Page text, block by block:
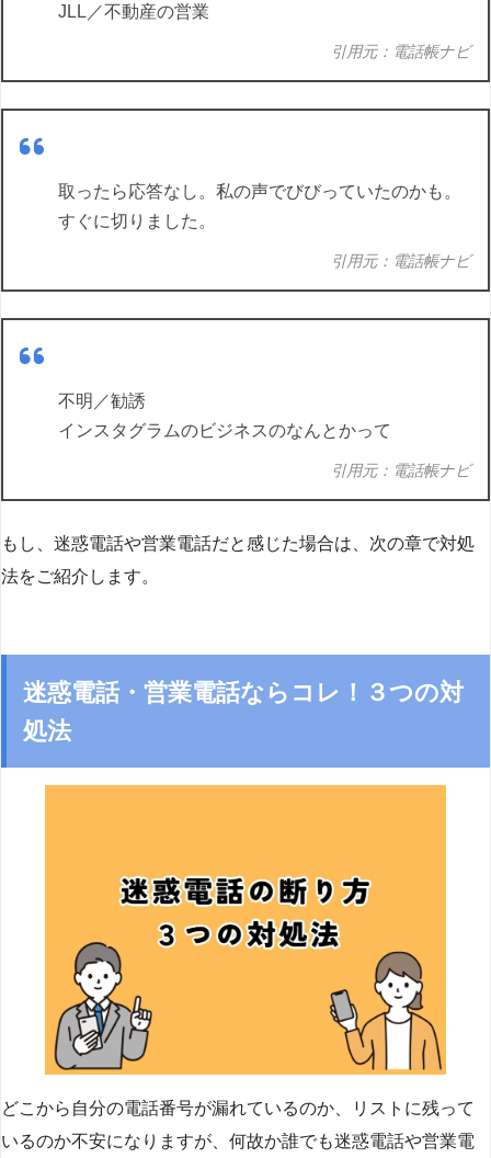
JLL／不動産の営業
引用元：電話帳ナビ
取ったら応答なし。私の声でびびっていたのかも。
すぐに切りました。
引用元：電話帳ナビ
不明／勧誘
インスタグラムのビジネスのなんとかって
引用元：電話帳ナビ
もし、迷惑電話や営業電話だと感じた場合は、次の章で対処
法をご紹介します。
迷惑電話・営業電話ならコレ！３つの対
処法
どこから自分の電話番号が漏れているのか、リストに残って
いるのか不安になりますが、何故か誰でも迷惑電話や営業電